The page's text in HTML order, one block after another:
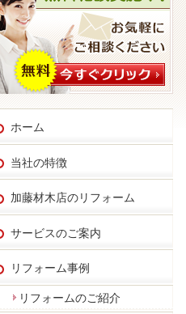
ホーム
当社の特徴
加藤材木店のリフォーム
サービスのご案内
リフォーム事例
リフォームのご紹介